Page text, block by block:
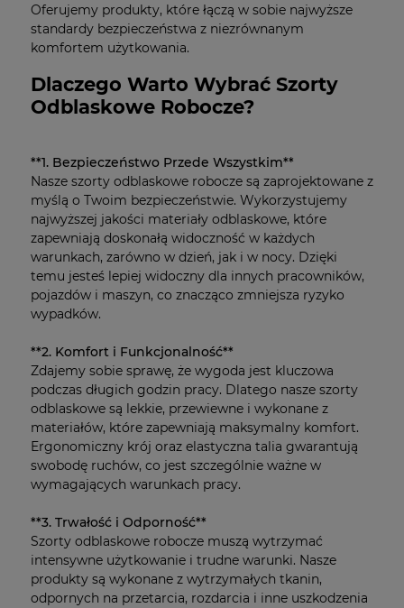
Oferujemy produkty, które łączą w sobie najwyższe
standardy bezpieczeństwa z niezrównanym
komfortem użytkowania.
Dlaczego Warto Wybrać Szorty
Odblaskowe Robocze?
**1. Bezpieczeństwo Przede Wszystkim**
Nasze szorty odblaskowe robocze są zaprojektowane z
myślą o Twoim bezpieczeństwie. Wykorzystujemy
najwyższej jakości materiały odblaskowe, które
zapewniają doskonałą widoczność w każdych
warunkach, zarówno w dzień, jak i w nocy. Dzięki
temu jesteś lepiej widoczny dla innych pracowników,
pojazdów i maszyn, co znacząco zmniejsza ryzyko
wypadków.
**2. Komfort i Funkcjonalność**
Zdajemy sobie sprawę, że wygoda jest kluczowa
podczas długich godzin pracy. Dlatego nasze szorty
odblaskowe są lekkie, przewiewne i wykonane z
materiałów, które zapewniają maksymalny komfort.
Ergonomiczny krój oraz elastyczna talia gwarantują
swobodę ruchów, co jest szczególnie ważne w
wymagających warunkach pracy.
**3. Trwałość i Odporność**
Szorty odblaskowe robocze muszą wytrzymać
intensywne użytkowanie i trudne warunki. Nasze
produkty są wykonane z wytrzymałych tkanin,
odpornych na przetarcia, rozdarcia i inne uszkodzenia